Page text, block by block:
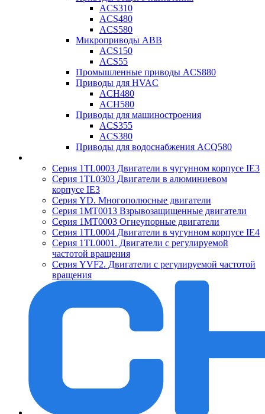
ACS310
ACS480
ACS580
Микроприводы ABB
ACS150
ACS55
Промышленные приводы ACS880
Приводы для HVAC
ACH480
ACH580
Приводы для машиностроения
ACS355
ACS380
Приводы для водоснабжения ACQ580
Серия 1TL0003 Двигатели в чугунном корпусе IE3
Серия 1TL0303 Двигатели в алюминиевом
корпусе IE3
Серия YD. Многополюсные двигатели
Серия 1MT0013 Взрывозащищенные двигатели
Серия 1MT0003 Огнеупорные двигатели
Серия 1TL0004 Двигатели в чугунном корпусе IE4
Серия 1TL0001. Двигатели с регулируемой
частотой вращения
Серия YVF2. Двигатели с регулируемой частотой
вращения